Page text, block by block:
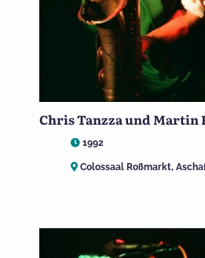
Chris Tanzza und Martin
1992
Colossaal Roßmarkt,